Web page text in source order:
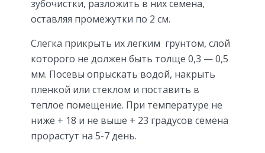
зубочистки, разложить в них семена,
оставляя промежутки по 2 см.
Слегка прикрыть их легким грунтом, слой
которого не должен быть толще 0,3 — 0,5
мм. Посевы опрыскать водой, накрыть
пленкой или стеклом и поставить в
теплое помещение. При температуре не
ниже + 18 и не выше + 23 градусов семена
прорастут на 5-7 день.